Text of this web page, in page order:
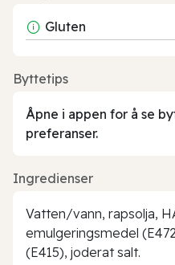
Gluten
Byttetips
Åpne i appen for å se
preferanser.
Ingredienser
Vatten/vann, rapsolja,
emulgeringsmedel
(E415), joderat salt.